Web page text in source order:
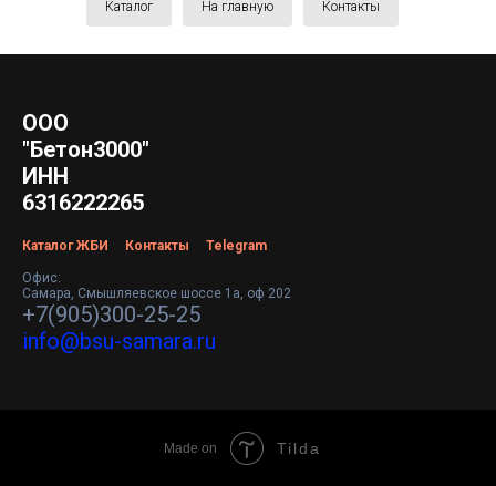
Каталог На главную Контакты
ООО
"Бетон3000"
ИНН
6316222265
Каталог ЖБИ Контакты Telegram
Офис:
Самара, Смышляевское шоссе 1а, оф 202
+7(905)300-25-25
info@bsu-samara.ru
Made on Tilda